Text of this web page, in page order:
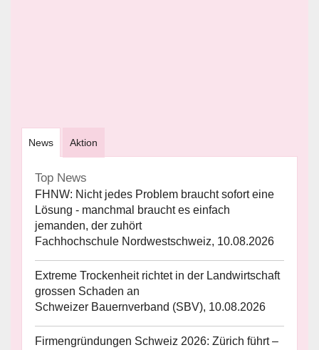
News Aktion
Top News
FHNW: Nicht jedes Problem braucht sofort eine
Lösung - manchmal braucht es einfach
jemanden, der zuhört
Fachhochschule Nordwestschweiz, 10.08.2026
Extreme Trockenheit richtet in der Landwirtschaft
grossen Schaden an
Schweizer Bauernverband (SBV), 10.08.2026
Firmengründungen Schweiz 2026: Zürich führt –